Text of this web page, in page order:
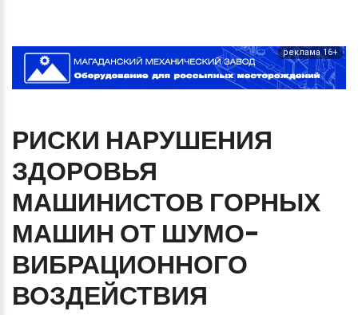
реклама 16+
РИСКИ НАРУШЕНИЯ
ЗДОРОВЬЯ
МАШИНИСТОВ ГОРНЫХ
МАШИН ОТ ШУМО-
ВИБРАЦИОННОГО
ВОЗДЕЙСТВИЯ